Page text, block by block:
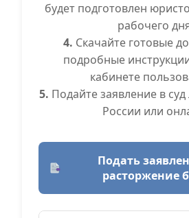
будет подготовлен
рабочего
4. Скачайте готовые
подробные
кабинете
5. Подайте заявление в
России или
Подать
расторжение